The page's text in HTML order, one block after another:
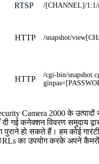
RTSP /[CHANNEL]/1:1/
HTTP /snapshot/
HTTP
/cgi-bin/
Camera 2000 के
दी गई कनेक्शन विवरण समुदाय
हो सकते हैं। हम कोई गारंटी
का उपयोग करके अपने